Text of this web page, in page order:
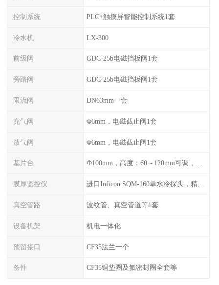
控制系统 PLC+触摸屏智能控制系统1套
冷水机 LX-300
前级阀 GDC-25b电磁挡板阀1套
旁路阀 GDC-25b电磁挡板阀1套
限流阀 DN63mm一套
充气阀 Φ6mm，电磁截止阀1套
放气阀 Φ6mm，电磁截止阀1套
基片台 Ф100mm，高度：60～120mm可调，旋转：0-20r/min可调，可加热至300℃
膜厚监控仪 进口Inficon SQM-160单水冷探头，精度0.1Å（选配）
真空管路 波纹管、真空管道等1套
设备机架 机电一体化
预留接口 CF35法兰一个
备件 CF35铜垫圈及氟密封圈全套等